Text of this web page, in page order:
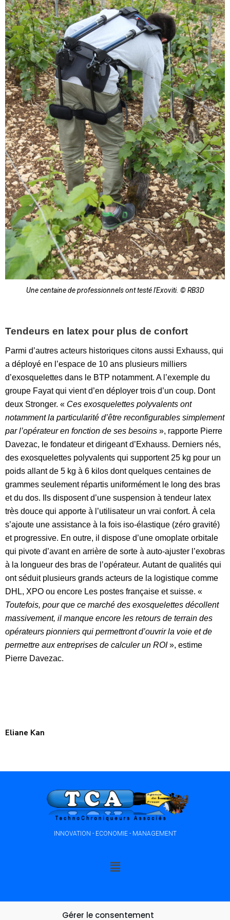
Gérer le consentement
Une centaine de professionnels ont testé l'Exoviti. © RB3D
Tendeurs en latex pour plus de confort
Parmi d’autres acteurs historiques citons aussi Exhauss, qui
a déployé en l’espace de 10 ans plusieurs milliers
d’exosquelettes dans le BTP notamment. A l’exemple du
groupe Fayat qui vient d’en déployer trois d’un coup. Dont
deux Stronger. « Ces exosquelettes polyvalents ont
notamment la particularité d’être reconfigurables simplement
par l’opérateur en fonction de ses besoins », rapporte Pierre
Davezac, le fondateur et dirigeant d’Exhauss. Derniers nés,
des exosquelettes polyvalents qui supportent 25 kg pour un
poids allant de 5 kg à 6 kilos dont quelques centaines de
grammes seulement répartis uniformément le long des bras
et du dos. Ils disposent d’une suspension à tendeur latex
très douce qui apporte à l’utilisateur un vrai confort. À cela
s’ajoute une assistance à la fois iso-élastique (zéro gravité)
et progressive. En outre, il dispose d’une omoplate orbitale
qui pivote d’avant en arrière de sorte à auto-ajuster l’exobras
à la longueur des bras de l’opérateur. Autant de qualités qui
ont séduit plusieurs grands acteurs de la logistique comme
DHL, XPO ou encore Les postes française et suisse. «
Toutefois, pour que ce marché des exosquelettes décollent
massivement, il manque encore les retours de terrain des
opérateurs pionniers qui permettront d’ouvrir la voie et de
permettre aux entreprises de calculer un ROI», estime
Pierre Davezac.
Eliane Kan
INNOVATION - ECONOMIE - MANAGEMENT